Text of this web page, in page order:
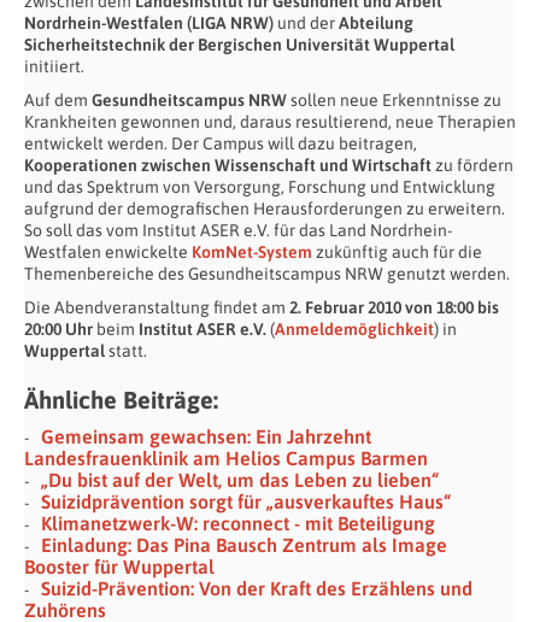
Nordrhein-Westfalen (LIGA NRW) und derAbteilung
Sicherheitstechnik der Bergischen Universität Wuppertal
initiiert.
Auf dem Gesundheitscampus NRWsollen neue Erkenntnisse zu
Krankheiten gewonnen und, daraus resultierend, neue Therapien
entwickelt werden. Der Campus will dazu beitragen,
Kooperationen zwischen Wissenschaft und Wirtschaft zu fördern
und das Spektrum von Versorgung, Forschung und Entwicklung
aufgrund der demografischen Herausforderungen zu erweitern.
So soll das vom Institut ASER e.V. für das Land Nordrhein-
Westfalen enwickelte KomNet-System zukünftig auch für die
Themenbereiche des Gesundheitscampus NRW genutzt werden.
Die Abendveranstaltung findet am 2. Februar 2010 von 18:00 bis
20:00 Uhr beim Institut ASER e.V.(Anmeldemöglichkeit) in
Wuppertalstatt.
Ähnliche Beiträge:
Gemeinsam gewachsen: Ein Jahrzehnt
Landesfrauenklinik am Helios Campus Barmen
„Du bist auf der Welt, um das Leben zu lieben“
Suizidprävention sorgt für „ausverkauftes Haus“
Klimanetzwerk-W: reconnect - mit Beteiligung
Einladung: Das Pina Bausch Zentrum als Image
Booster für Wuppertal
Suizid-Prävention: Von der Kraft des Erzählens und
Zuhörens